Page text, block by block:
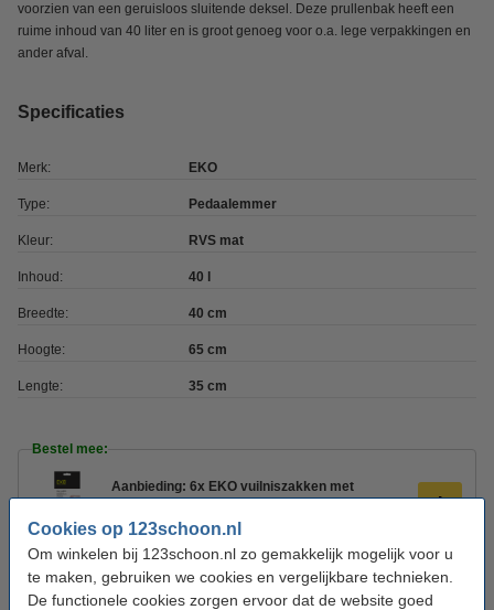
Cookies op 123schoon.nl
Om winkelen bij 123schoon.nl zo gemakkelijk mogelijk voor u
te maken, gebruiken we cookies en vergelijkbare technieken.
De functionele cookies zorgen ervoor dat de website goed
voorzien van een geruisloos sluitende deksel. Deze prullenbak heeft een
ruime inhoud van 40 liter en is groot genoeg voor o.a. lege verpakkingen en
ander afval.
Specificaties
Merk: EKO
Type: Pedaalemmer
Kleur: RVS mat
Inhoud: 40 l
Breedte: 40 cm
Hoogte: 65 cm
Lengte: 35 cm
Bestel mee:
Aanbieding: 6x EKO vuilniszakken met
€ 21,50
Bin Brite stick-on vuilnisbak verfrisser |
Citronella en citroengras (2 stuks)
€ 2,99